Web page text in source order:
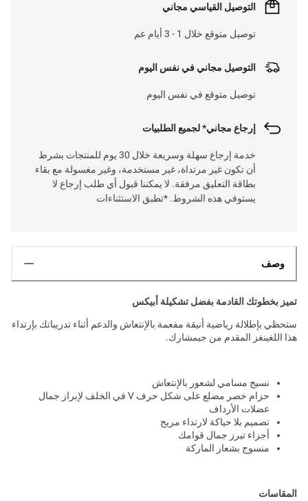
التوصيل القياسي مجاني
توصيل متوقع خلال 1 - 3 أيام عم
التوصيل مجاني في نفس اليوم
توصيل متوقع في نفس اليوم
إرجاع مجاني* لجميع الطلبيات
خدمة إرجاع سهلة وسريعة خلال 30 يوم للمنتجات بشرط
أن تكون غير مرتداة، غير مستخدمة، وغير مغسولة مع بقاء
بطاقة التعليق مرفقة. لا يمكننا قبول أي طلب إرجاع لا
يستوفي هذه الشروط. *تطبق الاستثناءات
وصف
تميز بخطوتك القادمة بفضل تشكيلة أبيكس
ستحظي بإطلالة رياضية أنيقة مفعمة بالإنتعاش والدعم أثناء تدريباتك بإرتداء
هذا اللغينغز المقدم من جيمشارك.
نسيج مسامي لشعور بالإنتعاش
حزام خصر مضلع على شكل حرف V في الخلف لإبراز جمال
عضلات الأرداف
تصميم بلا حياكة لارتداء مريح
أجزاء تبرز جمال قوامك
منسوج بشعار الماركة
المقاسات